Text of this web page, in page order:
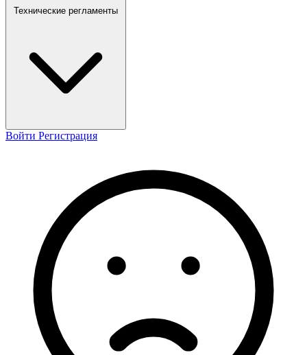
Технические регламенты
Войти Регистрация